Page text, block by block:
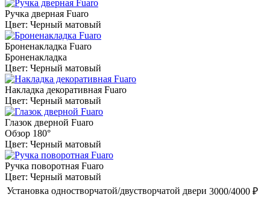
Ручка дверная Fuaro
Цвет: Черный матовый
Броненакладка Fuaro
Броненакладка
Цвет: Черный матовый
Накладка декоративная Fuaro
Цвет: Черный матовый
Глазок дверной Fuaro
Обзор 180°
Цвет: Черный матовый
Ручка поворотная Fuaro
Цвет: Черный матовый
Установка одностворчатой/двустворчатой двери 3000/4000 ₽